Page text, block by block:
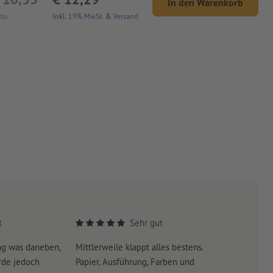
Inkl. 19% MwSt. & Versand
In den Warenkorb
was daneben,
jedoch
Sehr gut
Mittlerweile klappt alles bestens.
Papier, Ausführung, Farben und